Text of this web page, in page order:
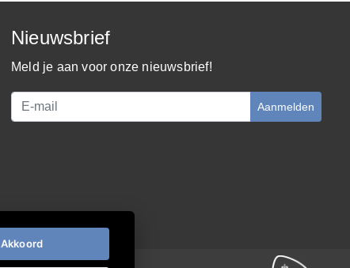
Nieuwsbrief
Meld je aan voor onze nieuwsbrief!
Aanmelden
Akkoord